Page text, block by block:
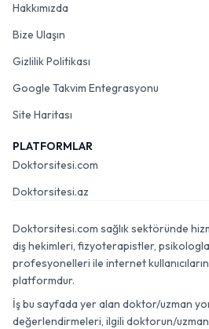
Hakkımızda
Bize Ulaşın
Gizlilik Politikası
Google Takvim Entegrasyonu
Site Haritası
PLATFORMLAR
Doktorsitesi.com
Doktorsitesi.az
Doktorsitesi.com sağlık sektöründe
diş hekimleri, fizyoterapistler,
profesyonelleri ile internet
platformdur.
İş bu sayfada yer alan doktor/uzman
değerlendirmeleri, ilgili doktorun/